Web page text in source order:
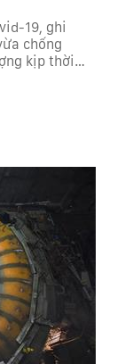
19, ghi
chống
kịp thời,
của cả